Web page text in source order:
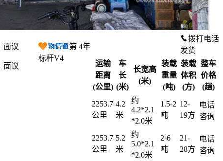
面议
面议
第 4年
标杆V4
拨打电话
发货
运输
距离
(公里)
车
长
(米)
长宽高
(米)
装载
重量
(吨)
装载
体积
(方)
整车
价格
(趟)
2253.7
公里
4.2
米
约
4.2*2.1
*2.0米
1.5-2
吨
12-
19方
电话
咨询
2253.7
公里
5.2
米
约
5.0*2.1
*2.0米
2-6
吨
21-
28方
电话
咨询